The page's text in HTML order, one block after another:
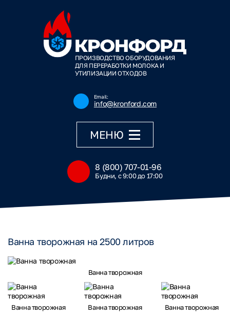
ПРОИЗВОДСТВО ОБОРУДОВАНИЯ
ДЛЯ ПЕРЕРАБОТКИ МОЛОКА И
УТИЛИЗАЦИИ ОТХОДОВ
Email:
info@kronford.com
МЕНЮ
8 (800) 707-01-96
Будни, с 9:00 до 17:00
Ванна творожная на 2500 литров
Ванна творожная
Ванна творожная Ванна творожная Ванна творожная